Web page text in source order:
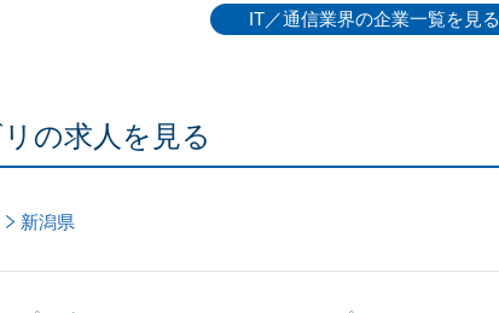
IT／通信業界の企業一覧を見る
の求人を見る
新潟県